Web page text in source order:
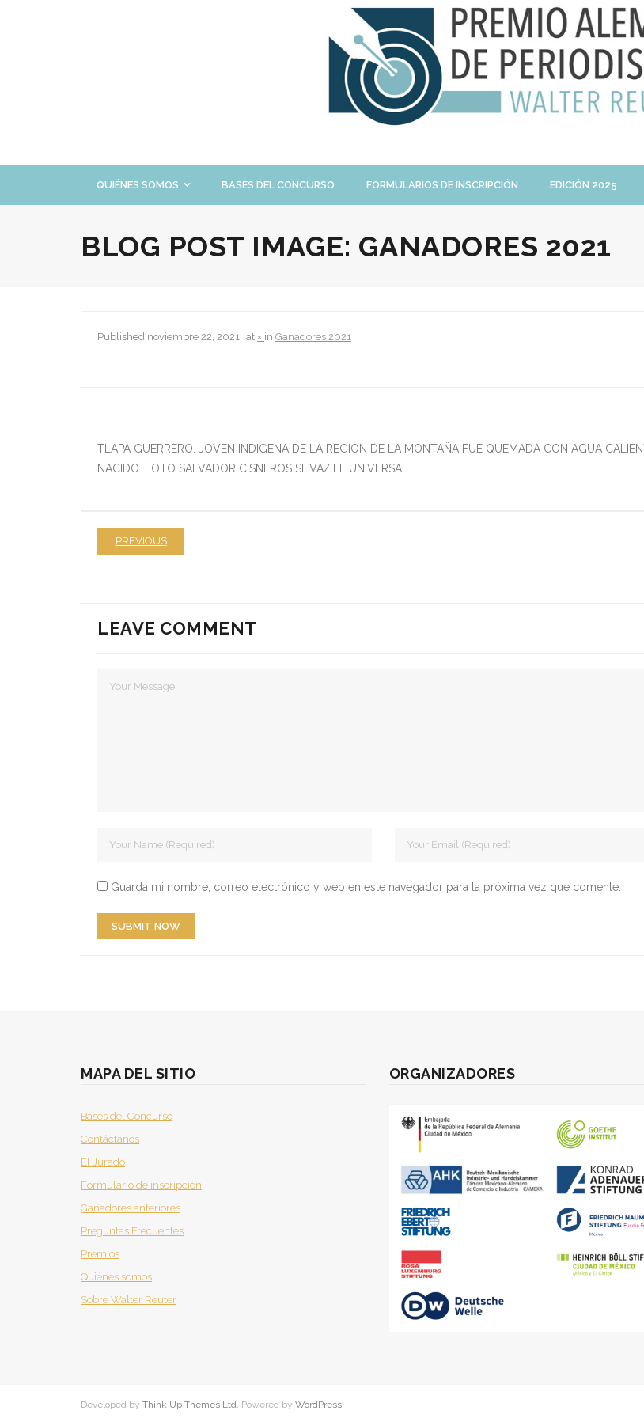
QUIÉNES SOMOS BASES DEL CONCURSO FORMULARIOS DE INSCRIPCIÓN EDICIÓN 2025
BLOG POST IMAGE: GANADORES 2021
Published noviembre 22, 2021 at × in Ganadores 2021
TLAPA GUERRERO. JOVEN INDIGENA DE LA REGION DE LA MONTAÑA FUE QUEMADA CON AGUA
NACIDO. FOTO SALVADOR CISNEROS SILVA/ EL UNIVERSAL
PREVIOUS
LEAVE COMMENT
Guarda mi nombre, correo electrónico y web en este navegador para la próxima vez que comente.
MAPA DEL SITIO
Bases del Concurso
Contáctanos
El Jurado
Formulario de inscripción
Ganadores anteriores
Preguntas Frecuentes
Premios
Quiénes somos
Sobre Walter Reuter
ORGANIZADORES
Developed by Think Up Themes Ltd. Powered by WordPress.